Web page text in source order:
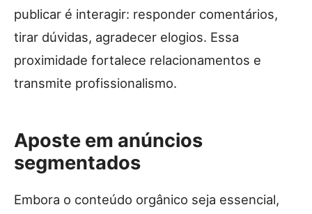
publicar é interagir: responder comentários,
tirar dúvidas, agradecer elogios. Essa
proximidade fortalece relacionamentos e
transmite profissionalismo.
Aposte em anúncios
segmentados
Embora o conteúdo orgânico seja essencial,